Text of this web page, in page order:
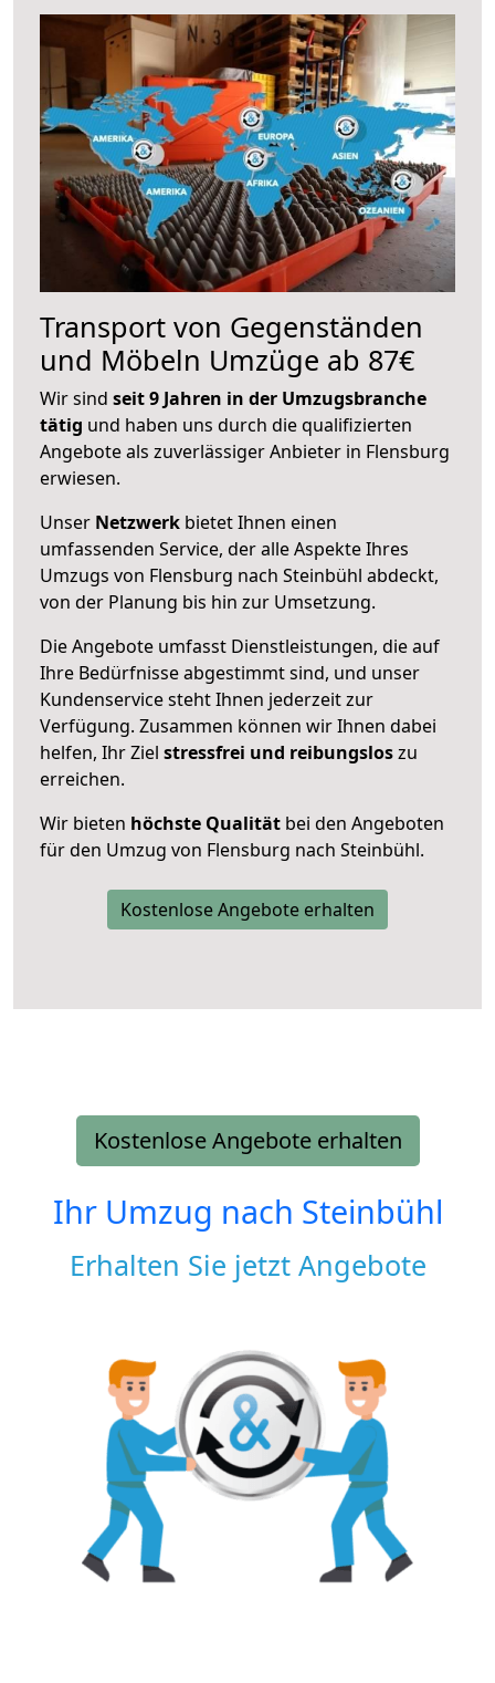
Transport von Gegenständen
und Möbeln Umzüge ab 87€
Wir sind seit 9 Jahren in der Umzugsbranche
tätig und haben uns durch die qualifizierten
Angebote als zuverlässiger Anbieter in Flensburg
erwiesen.
Unser Netzwerk bietet Ihnen einen
umfassenden Service, der alle Aspekte Ihres
Umzugs von Flensburg nach Steinbühl abdeckt,
von der Planung bis hin zur Umsetzung.
Die Angebote umfasst Dienstleistungen, die auf
Ihre Bedürfnisse abgestimmt sind, und unser
Kundenservice steht Ihnen jederzeit zur
Verfügung. Zusammen können wir Ihnen dabei
helfen, Ihr Ziel stressfrei und reibungsloszu
erreichen.
Wir bieten höchste Qualität bei den Angeboten
für den Umzug von Flensburg nach Steinbühl.
Kostenlose Angebote erhalten
Kostenlose Angebote erhalten
Ihr Umzug nach Steinbühl
Erhalten Sie jetzt Angebote